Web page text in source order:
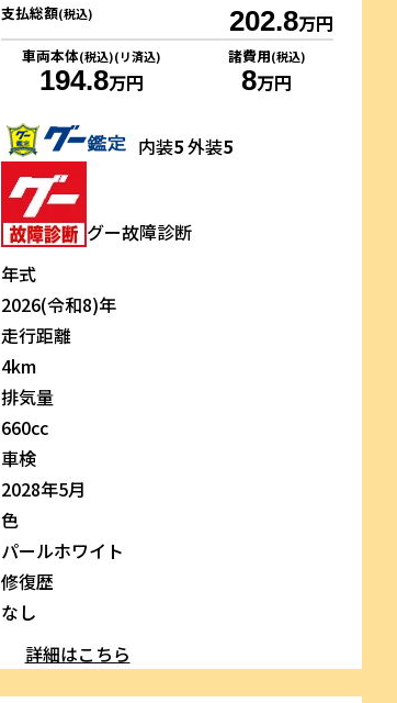
支払総額(税込) 202.8万円
車両本体(税込)(リ済込)
194.8万円
諸費用(税込)
8万円
内装5外装5
グー故障診断
年式
2026(令和8)年
走行距離
4km
排気量
660cc
車検
2028年5月
色
パールホワイト
修復歴
なし
詳細はこちら